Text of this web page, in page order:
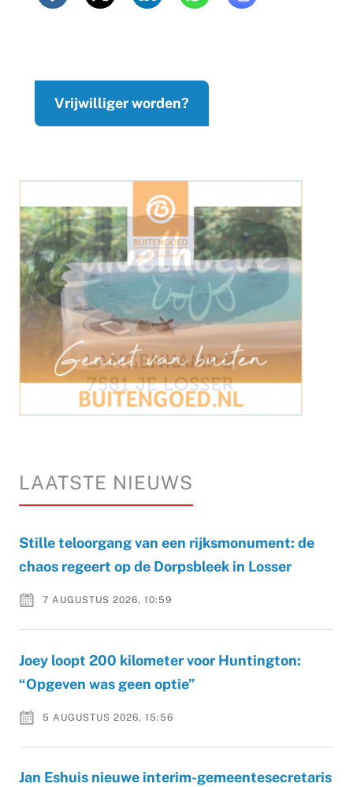
Vrijwilliger worden?
LAATSTE NIEUWS
Stille teloorgang van een rijksmonument: de
chaos regeert op de Dorpsbleek in Losser
7 AUGUSTUS 2026, 10:59
Joey loopt 200 kilometer voor Huntington:
“Opgeven was geen optie”
5 AUGUSTUS 2026, 15:56
Jan Eshuis nieuwe interim-gemeentesecretaris